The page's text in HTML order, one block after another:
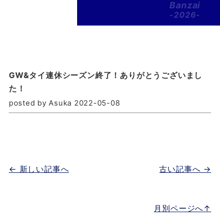
Banzai
-2026-
GW&タイ連休シーズン終了！ありがとうございまし
た！
posted by Asuka 2022-05-08
古い記事へ →
← 新しい記事へ
月別ページへ↑